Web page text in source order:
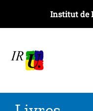
contenu
Institut de